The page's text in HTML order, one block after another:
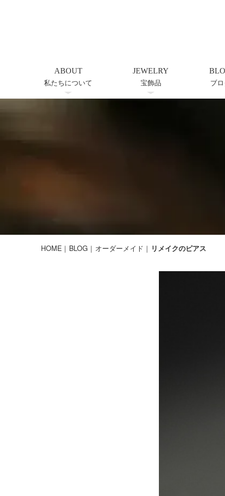
ABOUT
私たちについて
JEWELRY
宝飾品 ブ
HOME BLOG オーダーメイド リメイクのピアス